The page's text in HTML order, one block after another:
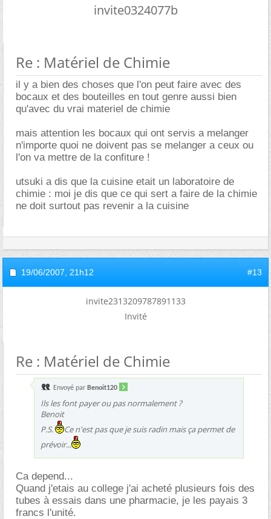
invite0324077b
Re : Matériel de Chimie
il y a bien des choses que l'on peut faire avec des
bocaux et des bouteilles en tout genre aussi bien
qu'avec du vrai materiel de chimie
mais attention les bocaux qui ont servis a melanger
n'importe quoi ne doivent pas se melanger a ceux ou
l'on va mettre de la confiture !
utsuki a dis que la cuisine etait un laboratoire de
chimie : moi je dis que ce qui sert a faire de la chimie
ne doit surtout pas revenir a la cuisine
19/06/2007, 21h12 #13
invite2313209787891133
Invité
Re : Matériel de Chimie
Envoyé par Benoit120
Ils les font payer ou pas normalement ?
Benoit
P.S.
Ce n'est pas que je suis radin mais ça permet de
prévoir...
Ca depend...
Quand j'etais au college j'ai acheté plusieurs fois des
tubes à essais dans une pharmacie, je les payais 3
francs l'unité.